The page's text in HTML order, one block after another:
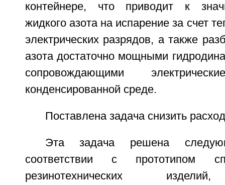
контейнере, что приводит к
жидкого азота на испарение за счет
электрических разрядов, а также
азота достаточно мощными
сопровождающими
конденсированной среде.
Поставлена задача снизить
Эта задача решена
соответствии с прототипом
резинотехнических